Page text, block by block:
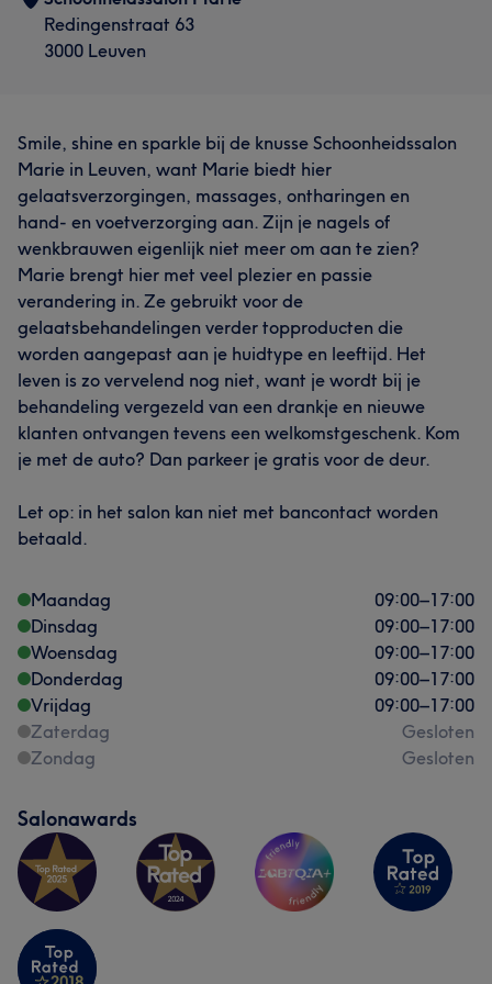
Redingenstraat 63
3000 Leuven
Smile, shine en sparkle bij de knusse Schoonheidssalon
Marie in Leuven, want Marie biedt hier
gelaatsverzorgingen, massages, ontharingen en
hand- en voetverzorging aan. Zijn je nagels of
wenkbrauwen eigenlijk niet meer om aan te zien?
Marie brengt hier met veel plezier en passie
verandering in. Ze gebruikt voor de
gelaatsbehandelingen verder topproducten die
worden aangepast aan je huidtype en leeftijd. Het
leven is zo vervelend nog niet, want je wordt bij je
behandeling vergezeld van een drankje en nieuwe
klanten ontvangen tevens een welkomstgeschenk. Kom
je met de auto? Dan parkeer je gratis voor de deur.
Let op: in het salon kan niet met bancontact worden
betaald.
Maandag 09:00–17:00
Dinsdag
09:00–17:00
Woensdag
09:00–17:00
Donderdag
09:00–17:00
Vrijdag
09:00–17:00
Zaterdag
Gesloten
Zondag
Gesloten
Salonawards